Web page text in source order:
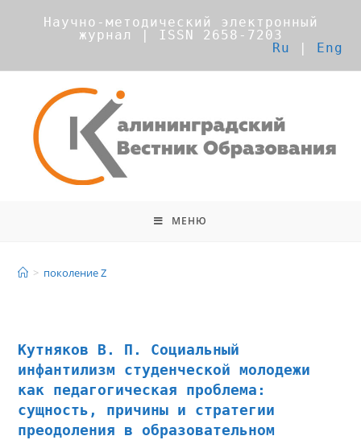
Научно-методический электронный
журнал | ISSN 2658-7203
Ru | Eng
МЕНЮ
> поколение Z
Кутняков В. П. Социальный
инфантилизм студенческой молодежи
как педагогическая проблема:
сущность, причины и стратегии
преодоления в образовательном